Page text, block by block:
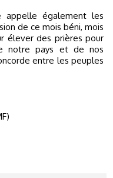
appelle également les
de ce mois béni, mois
élever des prières pour
notre pays et de nos
entre les peuples